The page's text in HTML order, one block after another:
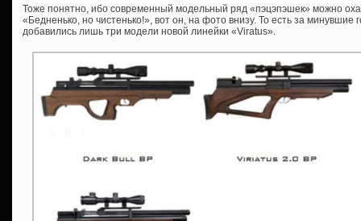
Тоже понятно, ибо современный модельный ряд «пэцэпэшек» можно
«Бедненько, но чистенько!», вот он, на фото внизу. То есть за
добавились лишь три модели новой линейки «Viratus».